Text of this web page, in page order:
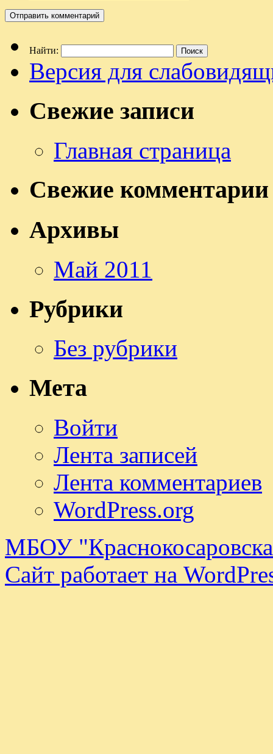
Найти:
Версия для
Свежие записи
Главная страница
Свежие комментарии
Архивы
Май 2011
Рубрики
Без рубрики
Мета
Войти
Лента записей
Лента комментариев
WordPress.org
МБОУ
Сайт работает на